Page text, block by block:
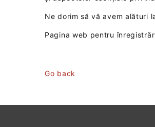
Ne dorim să vă avem alături
Pagina web pentru
Go back